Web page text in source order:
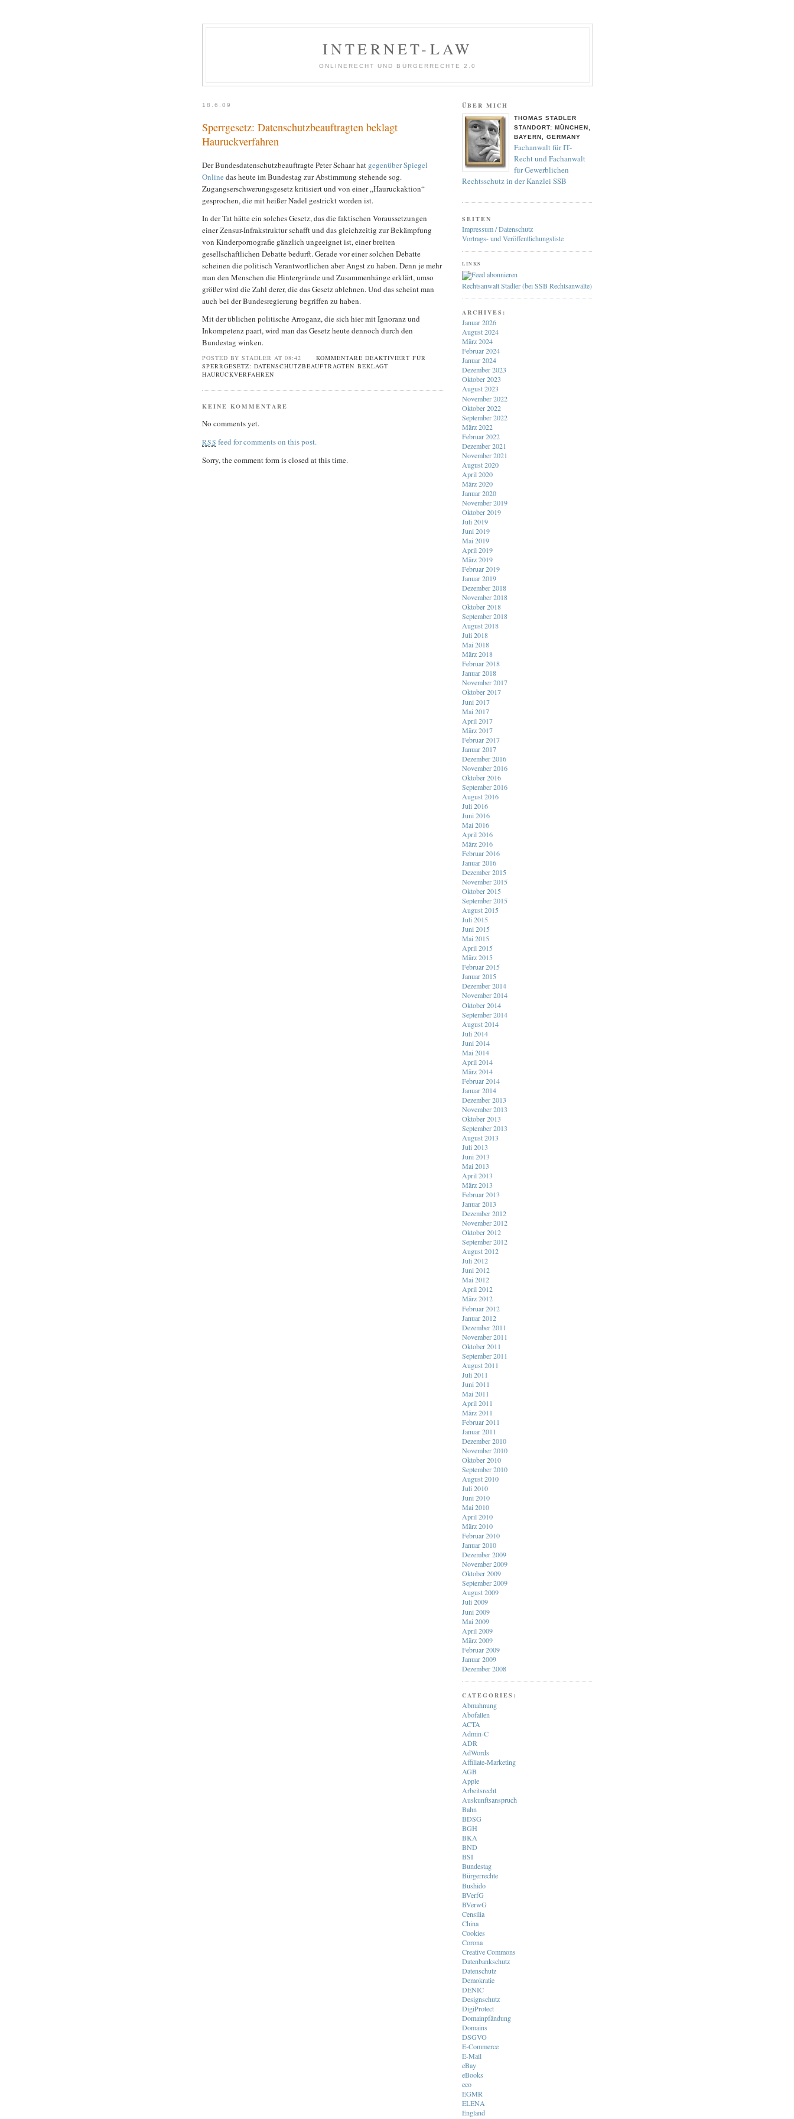
INTERNET-LAW
ONLINERECHT UND BÜRGERRECHTE 2.0
18.6.09
Sperrgesetz: Datenschutzbeauftragten beklagt
Hauruckverfahren
Der Bundesdatenschutzbeauftragte Peter Schaar hat gegenüber Spiegel
Online das heute im Bundestag zur Abstimmung stehende sog.
Zugangserschwerungsgesetz kritisiert und von einer „Hauruckaktion“
gesprochen, die mit heißer Nadel gestrickt worden ist.
In der Tat hätte ein solches Gesetz, das die faktischen Voraussetzungen
einer Zensur-Infrakstruktur schafft und das gleichzeitig zur Bekämpfung
von Kinderpornografie gänzlich ungeeignet ist, einer breiten
gesellschaftlichen Debatte bedurft. Gerade vor einer solchen Debatte
scheinen die politisch Verantwortlichen aber Angst zu haben. Denn je mehr
man den Menschen die Hintergründe und Zusammenhänge erklärt, umso
größer wird die Zahl derer, die das Gesetz ablehnen. Und das scheint man
auch bei der Bundesregierung begriffen zu haben.
Mit der üblichen politische Arroganz, die sich hier mit Ignoranz und
Inkompetenz paart, wird man das Gesetz heute dennoch durch den
Bundestag winken.
POSTED BY STADLER AT 08:42 KOMMENTARE DEAKTIVIERT FÜR
SPERRGESETZ: DATENSCHUTZBEAUFTRAGTEN BEKLAGT
HAURUCKVERFAHREN
KEINE KOMMENTARE
No comments yet.
RSS feed for comments on this post.
Sorry, the comment form is closed at this time.
ÜBER MICH
THOMAS STADLER
STANDORT: MÜNCHEN,
BAYERN, GERMANY
Fachanwalt für IT-
Recht und Fachanwalt
für Gewerblichen
Rechtsschutz in der Kanzlei SSB
SEITEN
Impressum / Datenschutz
Vortrags- und Veröffentlichungsliste
LINKS
Rechtsanwalt Stadler (bei SSB Rechtsanwälte)
ARCHIVES:
Januar 2026
August 2024
März 2024
Februar 2024
Januar 2024
Dezember 2023
Oktober 2023
August 2023
November 2022
Oktober 2022
September 2022
März 2022
Februar 2022
Dezember 2021
November 2021
August 2020
April 2020
März 2020
Januar 2020
November 2019
Oktober 2019
Juli 2019
Juni 2019
Mai 2019
April 2019
März 2019
Februar 2019
Januar 2019
Dezember 2018
November 2018
Oktober 2018
September 2018
August 2018
Juli 2018
Mai 2018
März 2018
Februar 2018
Januar 2018
November 2017
Oktober 2017
Juni 2017
Mai 2017
April 2017
März 2017
Februar 2017
Januar 2017
Dezember 2016
November 2016
Oktober 2016
September 2016
August 2016
Juli 2016
Juni 2016
Mai 2016
April 2016
März 2016
Februar 2016
Januar 2016
Dezember 2015
November 2015
Oktober 2015
September 2015
August 2015
Juli 2015
Juni 2015
Mai 2015
April 2015
März 2015
Februar 2015
Januar 2015
Dezember 2014
November 2014
Oktober 2014
September 2014
August 2014
Juli 2014
Juni 2014
Mai 2014
April 2014
März 2014
Februar 2014
Januar 2014
Dezember 2013
November 2013
Oktober 2013
September 2013
August 2013
Juli 2013
Juni 2013
Mai 2013
April 2013
März 2013
Februar 2013
Januar 2013
Dezember 2012
November 2012
Oktober 2012
September 2012
August 2012
Juli 2012
Juni 2012
Mai 2012
April 2012
März 2012
Februar 2012
Januar 2012
Dezember 2011
November 2011
Oktober 2011
September 2011
August 2011
Juli 2011
Juni 2011
Mai 2011
April 2011
März 2011
Februar 2011
Januar 2011
Dezember 2010
November 2010
Oktober 2010
September 2010
August 2010
Juli 2010
Juni 2010
Mai 2010
April 2010
März 2010
Februar 2010
Januar 2010
Dezember 2009
November 2009
Oktober 2009
September 2009
August 2009
Juli 2009
Juni 2009
Mai 2009
April 2009
März 2009
Februar 2009
Januar 2009
Dezember 2008
CATEGORIES:
Abmahnung
Abofallen
ACTA
Admin-C
ADR
AdWords
Affiliate-Marketing
AGB
Apple
Arbeitsrecht
Auskunftsanspruch
Bahn
BDSG
BGH
BKA
BND
BSI
Bundestag
Bürgerrechte
Bushido
BVerfG
BVerwG
Censilia
China
Cookies
Corona
Creative Commons
Datenbankschutz
Datenschutz
Demokratie
DENIC
Designschutz
DigiProtect
Domainpfändung
Domains
DSGVO
E-Commerce
E-Mail
eBay
eBooks
eco
EGMR
ELENA
England